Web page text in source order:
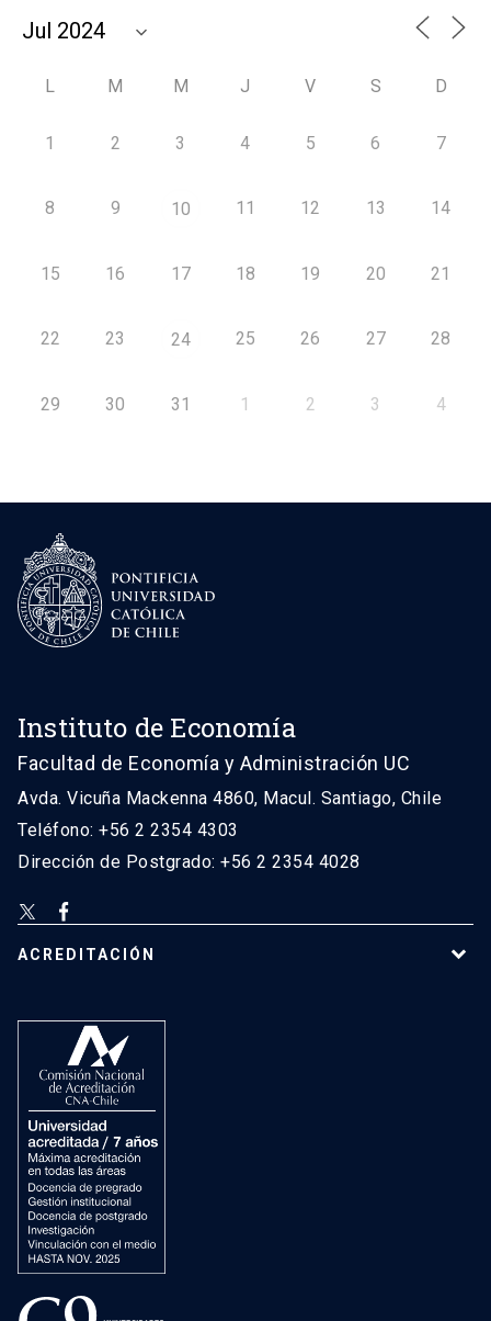
L M M J V S D
1 2 3 4 5 6 7
8 9 10 11 12 13 14
15 16 17 18 19 20 21
22 23 24 25 26 27 28
29 30 31 1 2 3 4
Instituto de Economía
Facultad de Economía y Administración UC
Avda. Vicuña Mackenna 4860, Macul. Santiago, Chile
Teléfono: +56 2 2354 4303
Dirección de Postgrado: +56 2 2354 4028
ACREDITACIÓN